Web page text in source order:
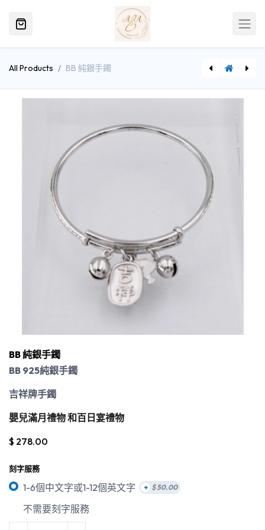
All Products BB 純銀手鐲
BB 純銀手鐲
BB 925純銀手鐲
吉祥牌手鐲
嬰兒滿月禮物 和百日宴禮物
$ 278.00
刻字服務
1-6個中文字或1-12個英文字 + $50.00
不需要刻字服務